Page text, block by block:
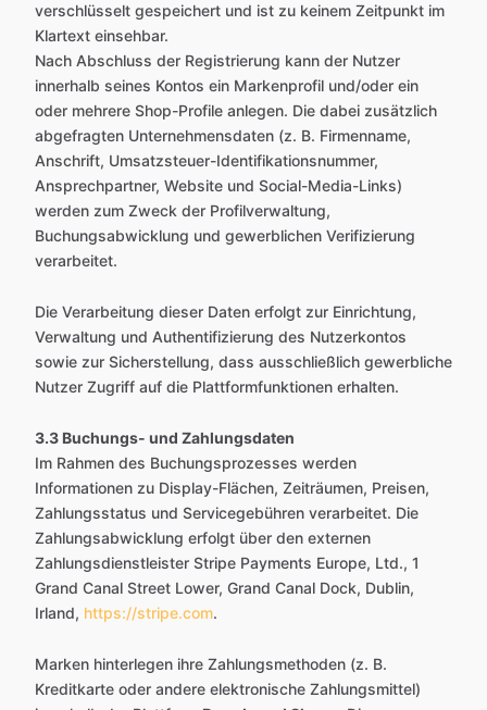
verschlüsselt gespeichert und ist zu keinem Zeitpunkt im
Klartext einsehbar.
Nach Abschluss der Registrierung kann der Nutzer
innerhalb seines Kontos ein Markenprofil und/oder ein
oder mehrere Shop-Profile anlegen. Die dabei zusätzlich
abgefragten Unternehmensdaten (z. B. Firmenname,
Anschrift, Umsatzsteuer-Identifikationsnummer,
Ansprechpartner, Website und Social-Media-Links)
werden zum Zweck der Profilverwaltung,
Buchungsabwicklung und gewerblichen Verifizierung
verarbeitet.
Die Verarbeitung dieser Daten erfolgt zur Einrichtung,
Verwaltung und Authentifizierung des Nutzerkontos
sowie zur Sicherstellung, dass ausschließlich gewerbliche
Nutzer Zugriff auf die Plattformfunktionen erhalten.
3.3 Buchungs- und Zahlungsdaten
Im Rahmen des Buchungsprozesses werden
Informationen zu Display-Flächen, Zeiträumen, Preisen,
Zahlungsstatus und Servicegebühren verarbeitet. Die
Zahlungsabwicklung erfolgt über den externen
Zahlungsdienstleister Stripe Payments Europe, Ltd., 1
Grand Canal Street Lower, Grand Canal Dock, Dublin,
Irland, https://stripe.com.
Marken hinterlegen ihre Zahlungsmethoden (z. B.
Kreditkarte oder andere elektronische Zahlungsmittel)